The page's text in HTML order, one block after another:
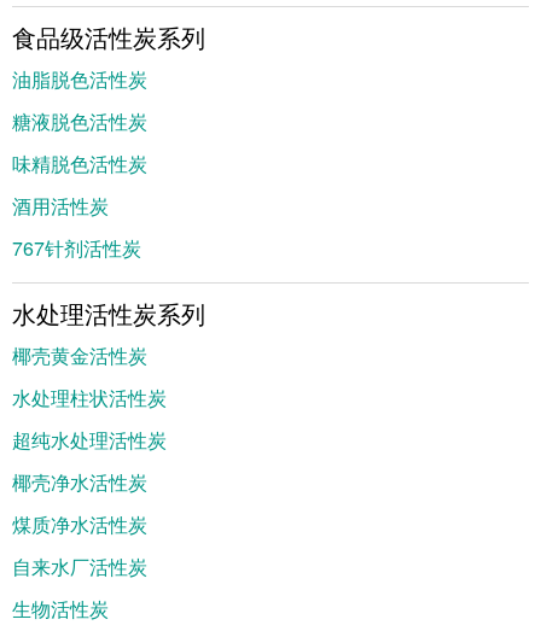
食品级活性炭系列
油脂脱色活性炭
糖液脱色活性炭
味精脱色活性炭
酒用活性炭
767针剂活性炭
水处理活性炭系列
椰壳黄金活性炭
水处理柱状活性炭
超纯水处理活性炭
椰壳净水活性炭
煤质净水活性炭
自来水厂活性炭
生物活性炭